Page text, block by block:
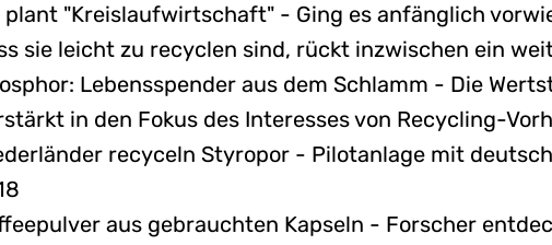
plant "Kreislaufwirtschaft" - Ging es anfänglich
sie leicht zu recyclen sind, rückt inzwischen ein
Lebensspender aus dem Schlamm - Die
in den Fokus des Interesses von Recycling-
recyceln Styropor - Pilotanlage mit
aus gebrauchten Kapseln - Forscher